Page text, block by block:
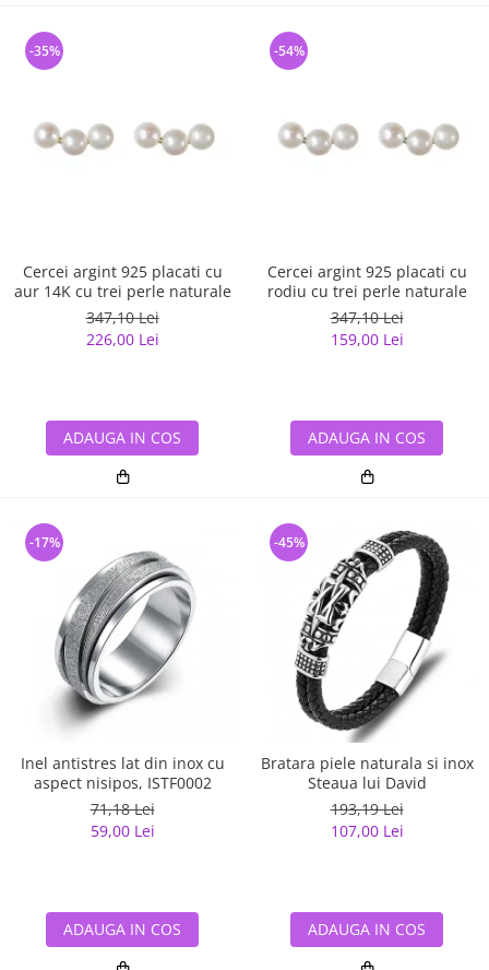
Cercei argint 925 placati cu
aur 14K cu trei perle naturale
347,10 Lei
226,00 Lei
-35%
ADAUGA IN COS
Cercei argint 925 placati cu
rodiu cu trei perle naturale
347,10 Lei
159,00 Lei
-54%
ADAUGA IN COS
Inel antistres lat din inox cu
aspect nisipos, ISTF0002
71,18 Lei
59,00 Lei
-17%
ADAUGA IN COS
Bratara piele naturala si inox
Steaua lui David
193,19 Lei
107,00 Lei
-45%
ADAUGA IN COS